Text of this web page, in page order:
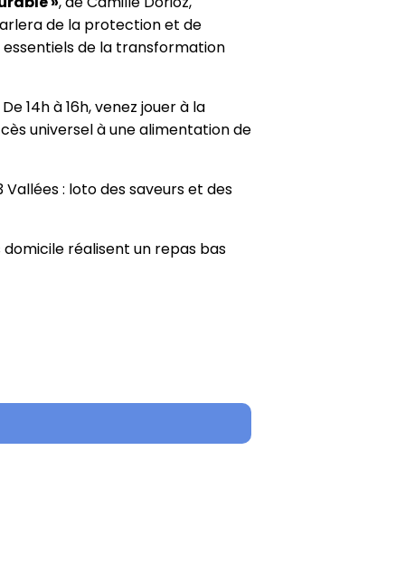
de la protection et de
de la transformation
De 14h à 16h, venez jouer à la
universel à une alimentation de
Vallées : loto des saveurs et des
réalisent un repas bas